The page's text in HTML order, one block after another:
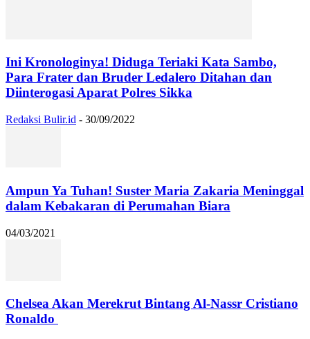
Ini Kronologinya! Diduga Teriaki Kata Sambo,
Para Frater dan Bruder Ledalero Ditahan dan
Diinterogasi Aparat Polres Sikka
Redaksi Bulir.id - 30/09/2022
Ampun Ya Tuhan! Suster Maria Zakaria Meninggal
dalam Kebakaran di Perumahan Biara
04/03/2021
Chelsea Akan Merekrut Bintang Al-Nassr Cristiano
Ronaldo